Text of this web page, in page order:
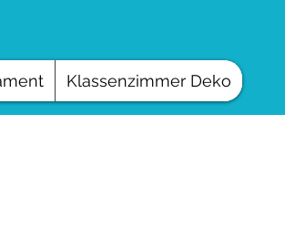
Klassenzimmer Deko